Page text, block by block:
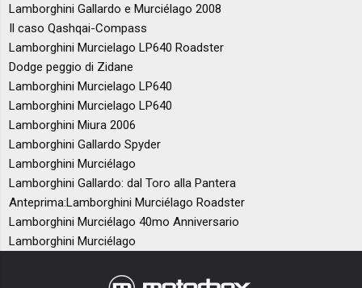
Lamborghini Gallardo e Murciélago 2008
Il caso Qashqai-Compass
Lamborghini Murcielago LP640 Roadster
Dodge peggio di Zidane
Lamborghini Murcielago LP640
Lamborghini Murcielago LP640
Lamborghini Miura 2006
Lamborghini Gallardo Spyder
Lamborghini Murciélago
Lamborghini Gallardo: dal Toro alla Pantera
Anteprima:Lamborghini Murciélago Roadster
Lamborghini Murciélago 40mo Anniversario
Lamborghini Murciélago